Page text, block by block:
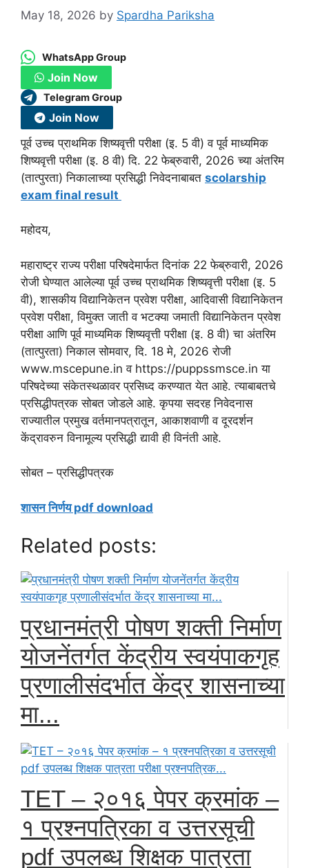
May 18, 2026 by Spardha Pariksha
WhatsApp Group
Join Now
Telegram Group
Join Now
पूर्व उच्च प्राथमिक शिष्यवृत्ती परीक्षा (इ. 5 वी) व पूर्व माध्यमिक
शिष्यवृत्ती परीक्षा (इ. 8 वी) दि. 22 फेब्रुवारी, 2026 च्या अंतरिम
(तात्पुरता) निकालाच्या प्रसिद्धी निवेदनाबाबत scolarship
exam final result
महोदय,
महाराष्ट्र राज्य परीक्षा परिषदेमार्फत दिनांक 22 फेब्रुवारी, 2026
रोजी घेण्यात आलेल्या पूर्व उच्च प्राथमिक शिष्यवृत्ती परीक्षा (इ. 5
वी), शासकीय विद्यानिकेतन प्रवेश परीक्षा, आदिवासी विद्यानिकेतन
प्रवेश परीक्षा, विमुक्त जाती व भटक्या जमाती विद्यानिकेतन प्रवेश
परीक्षा आणि पूर्व माध्यमिक शिष्यवृत्ती परीक्षा (इ. 8 वी) चा अंतरिम
(तात्पुरता) निकाल सोमवार, दि. 18 मे, 2026 रोजी
www.mscepune.in व https://puppssmsce.in या
परिषदेच्या संकेतस्थळावर प्रसिध्द करण्यात येत आहे. त्याबाबतचे
प्रसिद्धीपत्रक सोबत जोडले आहे. कृपया सदरह निवेदनास
राज्यातील प्रमुख वर्तमानपत्रातून, आकाशवाणी व दूरदर्शन
केंद्रावरुन विनामूल्य प्रसिद्धी द्यावी ही विनंती आहे.
सोबत – प्रसिद्धीपत्रक
शासन निर्णय pdf download
Related posts:
प्रधानमंत्री पोषण शक्ती निर्माण
योजनेंतर्गत केंद्रीय स्वयंपाकगृह
प्रणालीसंदर्भात केंद्र शासनाच्या
मा...
TET – २०१६ पेपर क्रमांक –
१ प्रश्नपत्रिका व उत्तरसूची
pdf उपलब्ध शिक्षक पात्रता